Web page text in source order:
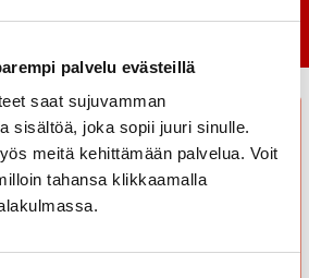
palvelu evästeillä
saat sujuvamman
sisältöä, joka sopii juuri sinulle.
meitä kehittämään palvelua. Voit
tahansa klikkaamalla
yksilöllisen ja maksuttoman